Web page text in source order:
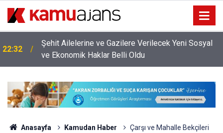
22:32
Şehit Ailelerine ve Gazilere Verilecek Yeni Sosyal
ve Ekonomik Haklar Belli Oldu
Anasayfa Kamudan Haber
Çarşı ve Mahalle Bekçileri